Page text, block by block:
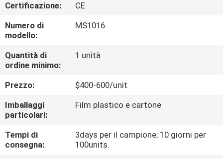
GIRO
DELLA
FABBRICA
CONTROLLO
DI
QUALITÀ
CONTATTICI
Certificazione:
CE
Numero di
modello:
MS1016
Quantità di
ordine minimo:
1 unità
Prezzo:
$400-600/unit
Imballaggi
particolari:
Film plastico e cartone
Tempi di
consegna:
3days per il campione; 10 giorni per
100units.